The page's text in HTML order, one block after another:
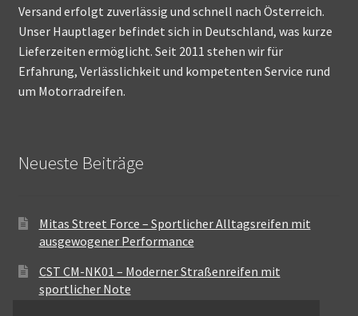
Versand erfolgt zuverlässig und schnell nach Österreich.
Unser Hauptlager befindet sich in Deutschland, was kurze
Lieferzeiten ermöglicht. Seit 2011 stehen wir für
Erfahrung, Verlässlichkeit und kompetenten Service rund
um Motorradreifen.
Neueste Beiträge
Mitas Street Force – Sportlicher Alltagsreifen mit
ausgewogener Performance
CST CM-NK01 – Moderner Straßenreifen mit
sportlicher Note